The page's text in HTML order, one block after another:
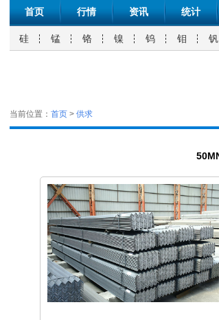
首页 行情 资讯 统计
硅 锰 铬 镍 钨 钼 钒
当前位置： 首页 > 供求